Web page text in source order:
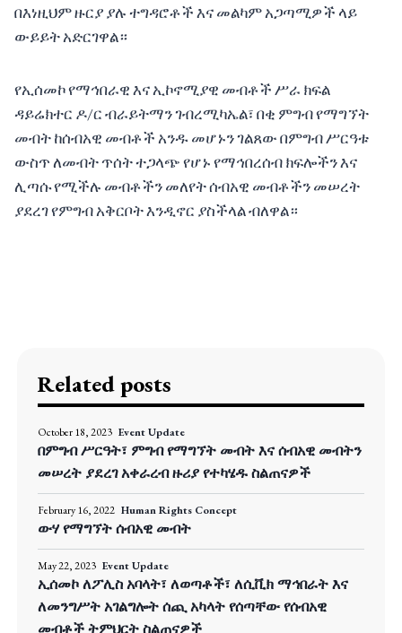
በእነዚህም ዙርያ ያሉ ተግዳሮቶች እና መልካም አጋጣሚዎች ላይ
ውይይት አድርገዋል።
የኢሰመኮ የማኅበራዊ እና ኢኮኖሚያዊ መብቶች ሥራ ክፍል
ዳይሬክተር ዶ/ር ብራይትማን ገብረሚካኤል፣ በቂ ምግብ የማግኘት
መብት ከሰብአዊ መብቶች አንዱ መሆኑን ገልጸው በምግብ ሥርዓቱ
ውስጥ ለመብት ጥሰት ተጋላጭ የሆኑ የማኅበረሰብ ክፍሎችን እና
ሊጣሱ የሚችሉ መብቶችን መለየት ሰብአዊ መብቶችን መሠረት
ያደረገ የምግብ አቅርቦት እንዲኖር ያስችላል ብለዋል።
Related posts
October 18, 2023 Event Update
በምግብ ሥርዓት፣ ምግብ የማግኘት መብት እና ሰብአዊ መብትን
መሠረት ያደረገ አቀራረብ ዙሪያ የተካሄዱ ስልጠናዎች
February 16, 2022 Human Rights Concept
ውሃ የማግኘት ሰብአዊ መብት
May 22, 2023 Event Update
ኢሰመኮ ለፖሊስ አባላት፣ ለወጣቶች፣ ለሲቪክ ማኅበራት እና
ለመንግሥት አገልግሎት ሰጪ አካላት የሰጣቸው የሰብአዊ
መብቶች ትምህርት ስልጠናዎች